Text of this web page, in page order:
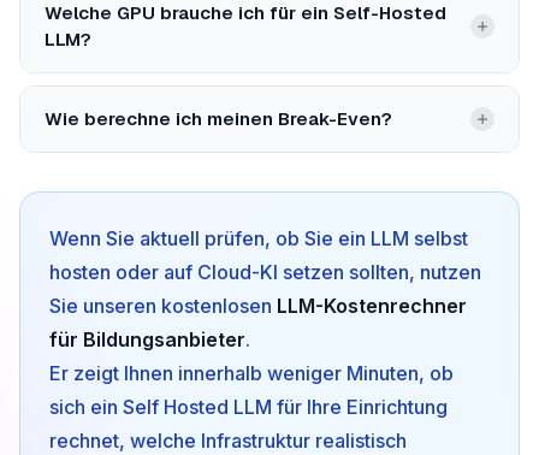
Welche GPU brauche ich für ein Self-Hosted
LLM?
Wie berechne ich meinen Break-Even?
Wenn Sie aktuell prüfen, ob Sie ein LLM selbst
hosten oder auf Cloud-KI setzen sollten, nutzen
Sie unseren kostenlosen LLM-Kostenrechner
für Bildungsanbieter.
Er zeigt Ihnen innerhalb weniger Minuten, ob
sich ein Self Hosted LLM für Ihre Einrichtung
rechnet, welche Infrastruktur realistisch